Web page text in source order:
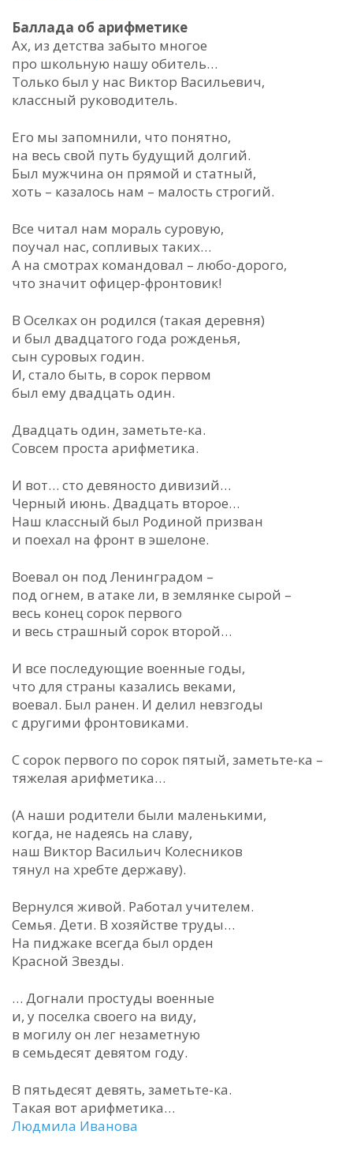
Баллада об арифметике
Ах, из детства забыто многое
про школьную нашу обитель…
Только был у нас Виктор Васильевич,
классный руководитель.
Его мы запомнили, что понятно,
на весь свой путь будущий долгий.
Был мужчина он прямой и статный,
хоть – казалось нам – малость строгий.
Все читал нам мораль суровую,
поучал нас, сопливых таких…
А на смотрах командовал – любо-дорого,
что значит офицер-фронтовик!
В Оселках он родился (такая деревня)
и был двадцатого года рожденья,
сын суровых годин.
И, стало быть, в сорок первом
был ему двадцать один.
Двадцать один, заметьте-ка.
Совсем проста арифметика.
И вот… сто девяносто дивизий…
Черный июнь. Двадцать второе…
Наш классный был Родиной призван
и поехал на фронт в эшелоне.
Воевал он под Ленинградом –
под огнем, в атаке ли, в землянке сырой –
весь конец сорок первого
и весь страшный сорок второй…
И все последующие военные годы,
что для страны казались веками,
воевал. Был ранен. И делил невзгоды
с другими фронтовиками.
С сорок первого по сорок пятый, заметьте-ка –
тяжелая арифметика…
(А наши родители были маленькими,
когда, не надеясь на славу,
наш Виктор Васильич Колесников
тянул на хребте державу).
Вернулся живой. Работал учителем.
Семья. Дети. В хозяйстве труды…
На пиджаке всегда был орден
Красной Звезды.
… Догнали простуды военные
и, у поселка своего на виду,
в могилу он лег незаметную
в семьдесят девятом году.
В пятьдесят девять, заметьте-ка.
Такая вот арифметика…
Людмила Иванова